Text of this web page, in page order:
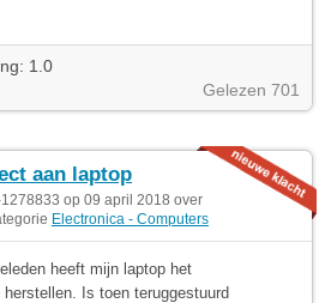
1.0
Gelezen 701
aan laptop
op 09 april 2018 over
Electronica - Computers
heeft mijn laptop het
Is toen teruggestuurd